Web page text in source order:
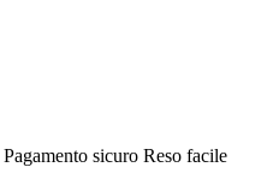
Pagamento sicuro Reso facile